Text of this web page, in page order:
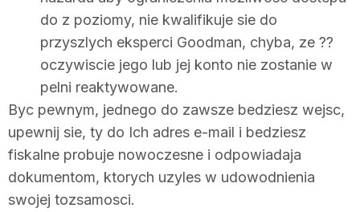
do z poziomy, nie kwalifikuje sie do
przyszlych eksperci Goodman, chyba, ze ??
oczywiscie jego lub jej konto nie zostanie w
pelni reaktywowane.
Byc pewnym, jednego do zawsze bedziesz wejsc,
upewnij sie, ty do Ich adres e-mail i bedziesz
fiskalne probuje nowoczesne i odpowiadaja
dokumentom, ktorych uzyles w udowodnienia
swojej tozsamosci.